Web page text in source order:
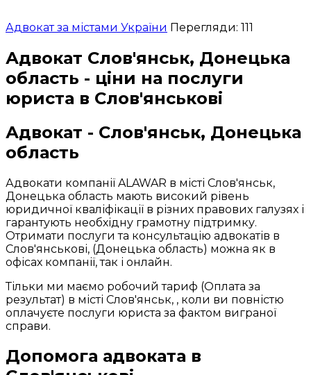
Адвокат за містами України Перегляди: 111
Адвокат Слов'янськ, Донецька
область - ціни на послуги
юриста в Слов'янськові
Адвокат - Слов'янськ, Донецька
область
Адвокати компанії ALAWAR в місті Слов'янськ,
Донецька область мають високий рівень
юридичної кваліфікації в різних правових галузях і
гарантують необхідну грамотну підтримку.
Отримати послуги та консультацію адвокатів в
Слов'янськові, (Донецька область) можна як в
офісах компанії, так і онлайн.
Тільки ми маємо робочий тариф (Оплата за
результат) в місті Слов'янськ, , коли ви повністю
оплачуєте послуги юриста за фактом виграної
справи.
Допомога адвоката в